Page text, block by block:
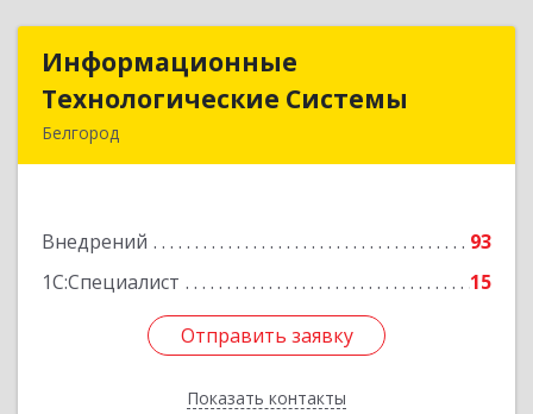
Информационные
Технологические Системы
Белгород
Внедрений
93
1С:Специалист
15
Отправить заявку
Показать контакты
Информационные
Технологические Системы
Подробнее
Отправить заявку
Назад